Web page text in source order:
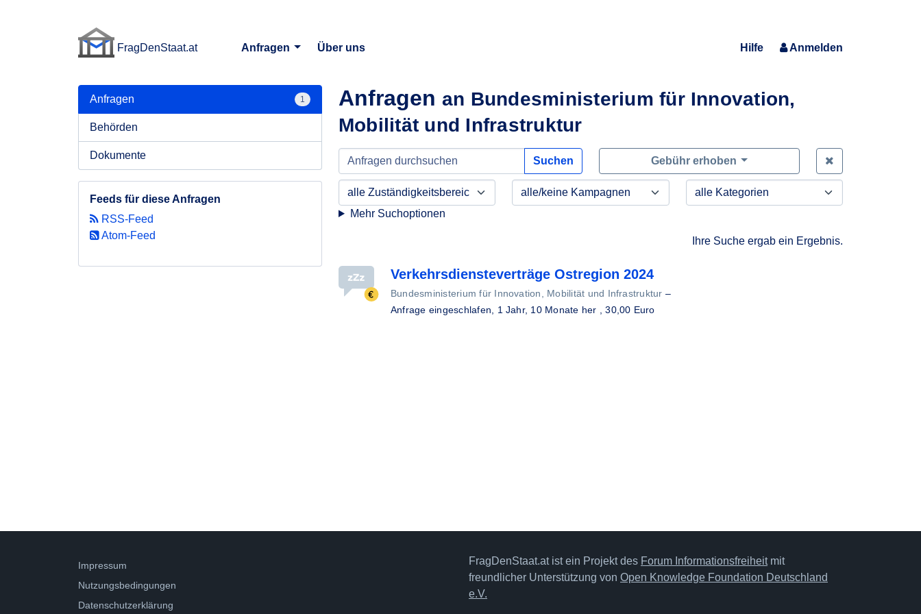
FragDenStaat.at
Anfragen
Über uns Hilfe Anmelden
Anfragen an Bundesministerium für Innovation,
Mobilität und Infrastruktur
Suchen Gebühr erhoben
Mehr Suchoptionen
Ihre Suche ergab ein Ergebnis.
Verkehrsdiensteverträge Ostregion 2024
Bundesministerium für Innovation, Mobilität und Infrastruktur –
Anfrage eingeschlafen, 1 Jahr, 10 Monate her , 30,00 Euro
Anfragen 1
Behörden
Dokumente
Feeds für diese Anfragen
RSS-Feed
Atom-Feed
Impressum
Nutzungsbedingungen
Datenschutzerklärung
FragDenStaat.at ist ein Projekt des Forum Informationsfreiheitmit
freundlicher Unterstützung von Open Knowledge Foundation Deutschland
e.V.